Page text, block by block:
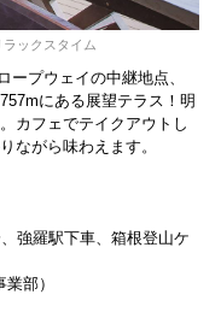
ックスタイム
プウェイの中継地点、
にある展望テラス！明
カフェでテイクアウトし
ながら味わえます。
強羅駅下車、箱根登山ケ
部）